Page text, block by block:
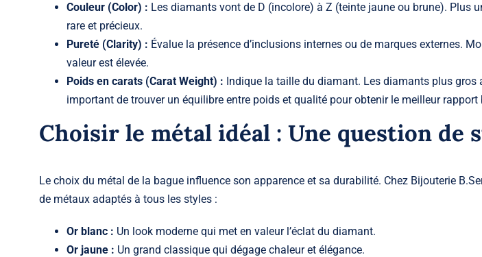
Couleur (Color) : Les diamants vont de D (incolore) à Z (teinte jaune ou brune). Plus
rare et précieux.
Pureté (Clarity) : Évalue la présence d’inclusions internes ou de marques externes.
valeur est élevée.
Poids en carats (Carat Weight) : Indique la taille du diamant. Les diamants plus gros
important de trouver un équilibre entre poids et qualité pour obtenir le meilleur rapport
Choisir le métal idéal : Une question de
Le choix du métal de la bagueinfluence son apparence et sa durabilité. Chez Bijouterie
de métaux adaptés à tous les styles :
Or blanc : Un look moderne qui met en valeur l’éclat du diamant.
Or jaune : Un grand classique qui dégage chaleur et élégance.